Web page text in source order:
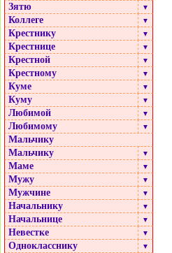
Зятю ▼
Коллеге ▼
Крестнику ▼
Крестнице ▼
Крестной ▼
Крестному ▼
Куме ▼
Куму ▼
Любимой ▼
Любимому ▼
Мальчику
Мальчику
▼
Маме ▼
Мужу ▼
Мужчине ▼
Начальнику ▼
Начальнице ▼
Невестке ▼
Однокласснику ▼